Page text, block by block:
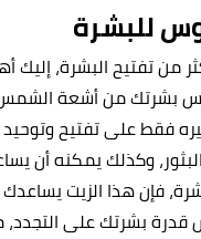
للبشرة
تفتيح البشرة، إليك
من أشعة الشمس
فقط على تفتيح
وكذلك يمكنه أن
فإن هذا الزيت يساعدك
بشرتك على التجدد،